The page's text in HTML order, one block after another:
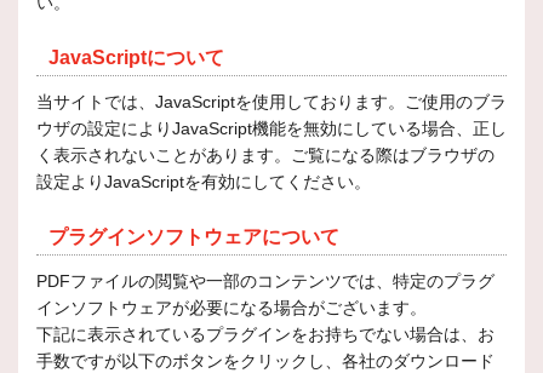
JavaScriptについて
当サイトでは、JavaScriptを使用しております。ご使用のブラ
ウザの設定によりJavaScript機能を無効にしている場合、正し
く表示されないことがあります。ご覧になる際はブラウザの
設定よりJavaScriptを有効にしてください。
プラグインソフトウェアについて
PDFファイルの閲覧や一部のコンテンツでは、特定のプラグ
インソフトウェアが必要になる場合がございます。
下記に表示されているプラグインをお持ちでない場合は、お
手数ですが以下のボタンをクリックし、各社のダウンロード